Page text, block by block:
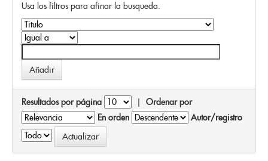
Usa los filtros para afinar la busqueda.
Resultados por página | Ordenar por
En orden
Autor/registro